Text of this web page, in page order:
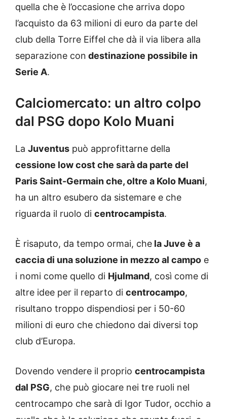
quella che è l’occasione che arriva dopo
l’acquisto da 63 milioni di euro da parte del
club della Torre Eiffel che dà il via libera alla
separazione con destinazione possibile in
Serie A.
Calciomercato: un altro colpo
dal PSG dopo Kolo Muani
La Juventus può approfittarne della
cessione low cost che sarà da parte del
Paris Saint-Germain che, oltre a Kolo Muani,
ha un altro esubero da sistemare e che
riguarda il ruolo di centrocampista.
È risaputo, da tempo ormai, che la Juve è a
caccia di una soluzione in mezzo al campo e
i nomi come quello di Hjulmand, così come di
altre idee per il reparto di centrocampo,
risultano troppo dispendiosi per i 50-60
milioni di euro che chiedono dai diversi top
club d’Europa.
Dovendo vendere il proprio centrocampista
dal PSG, che può giocare nei tre ruoli nel
centrocampo che sarà di Igor Tudor, occhio a